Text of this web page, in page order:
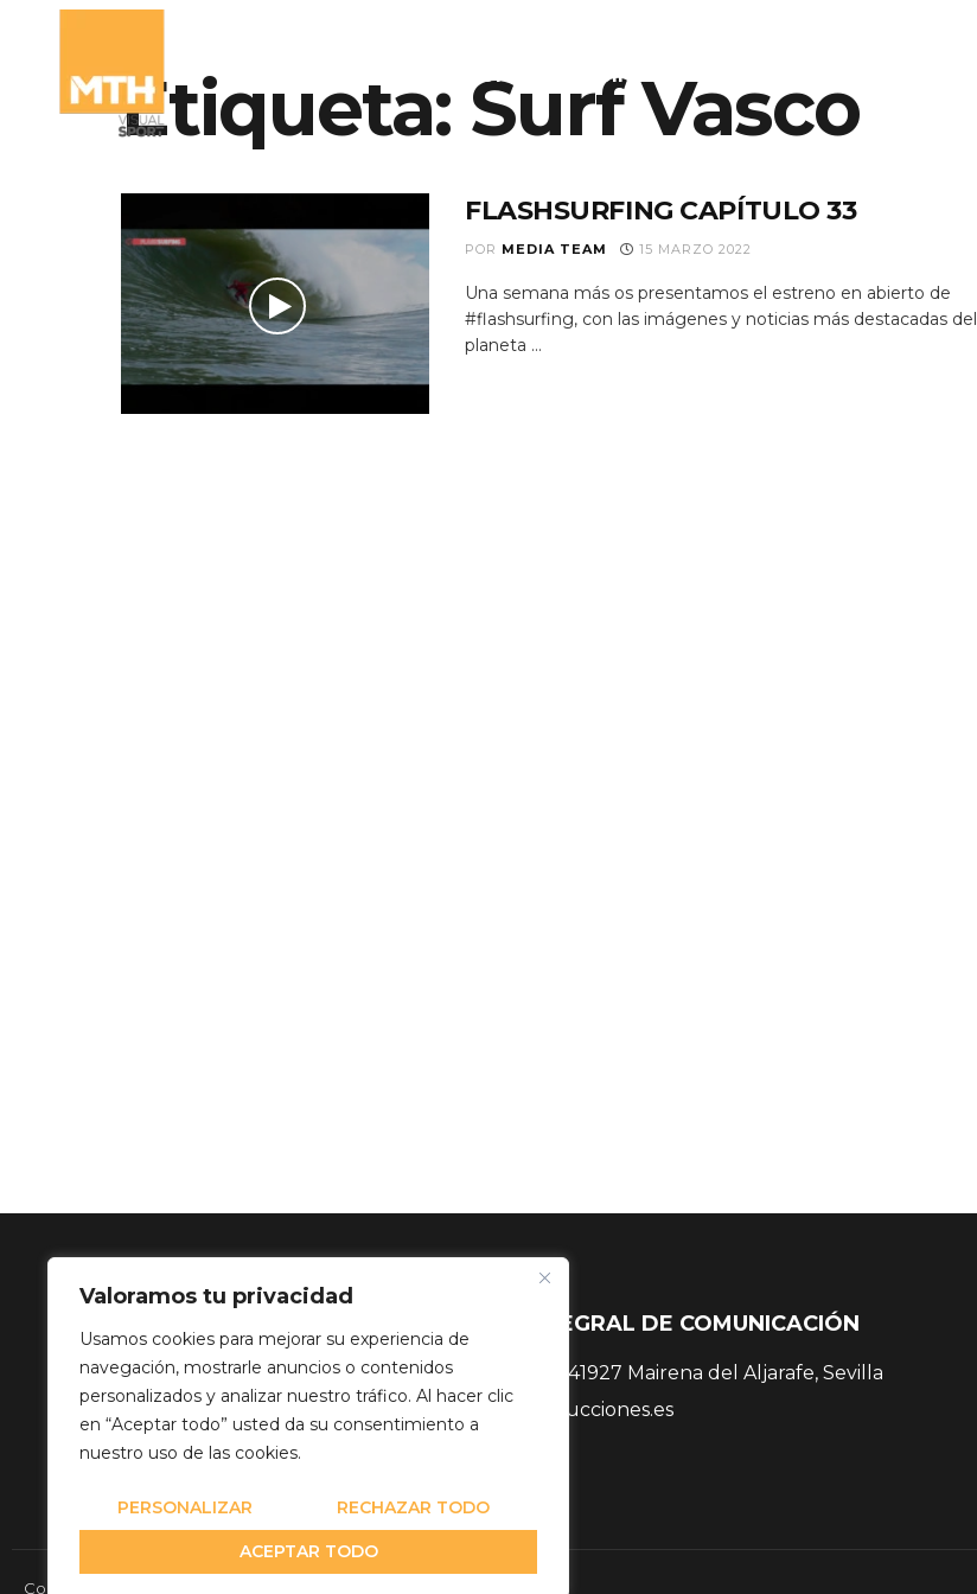
Valoramos tu privacidad
Usamos cookies para mejorar su experiencia de
navegación, mostrarle anuncios o contenidos
personalizados y analizar nuestro tráfico. Al hacer clic
en “Aceptar todo” usted da su consentimiento a
nuestro uso de las cookies.
PERSONALIZAR RECHAZAR TODO
ACEPTAR TODO
EQUIPO
Etiqueta: Surf Vasco
FLASHSURFING CAPÍTULO 33
POR MEDIA TEAM 15 MARZO 2022
Una semana más os presentamos el estreno en abierto de
#flashsurfing, con las imágenes y noticias más destacadas del
planeta ...
SOLUCIÓN INTEGRAL DE COMUNICACIÓN
Calle Balance, 38, 41927 Mairena del Aljarafe, Sevilla
info@mediatproducciones.es
Copyright© 2026 Media Team Producciones - Reserved